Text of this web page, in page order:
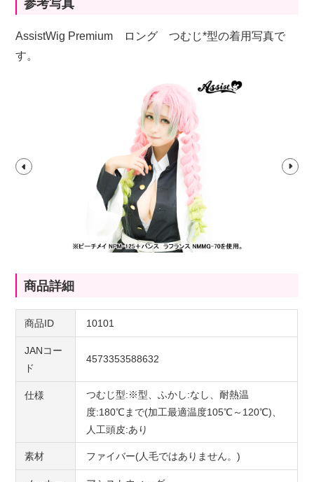
参考写真
AssistWig Premium ロング つむじ*型の着用写真で
す。
商品詳細
商品ID 10101
JANコー
ド
4573353588632
仕様
つむじ型:※型、ふかし:なし、耐熱温
度:180℃まで(加工最適温度105℃～120℃)、
人工頭皮:あり
素材 ファイバー(人毛ではありません。)